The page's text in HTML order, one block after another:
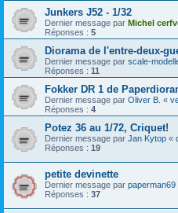
Junkers J52 - 1/32
Dernier message par Michel
Réponses : 5
Diorama de l'entre-deux-
Dernier message par scale-
Réponses : 11
Fokker DR 1 de
Dernier message par Oliver B. «
Réponses : 4
Potez 36 au 1/72, Criquet!
Dernier message par Jan Kytop «
Réponses : 19
petite devinette
Dernier message par paperman69
Réponses : 37